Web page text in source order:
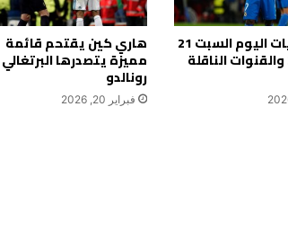
جدول مباريات اليوم السبت 21
فبراير 2026 والقنوات الناقلة
هاري كين يقتحم قائمة
مميزة يتصدرها البرتغالي
رونالدو
فبراير 20, 2026